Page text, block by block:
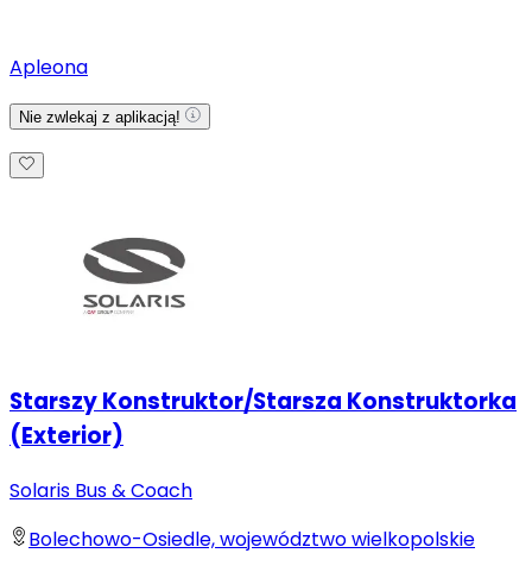
Apleona
Nie zwlekaj z aplikacją!
Starszy Konstruktor/Starsza Konstruktorka
(Exterior)
Solaris Bus & Coach
Bolechowo-Osiedle, województwo wielkopolskie